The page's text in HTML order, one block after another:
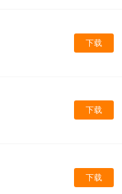
下载
下载
下载